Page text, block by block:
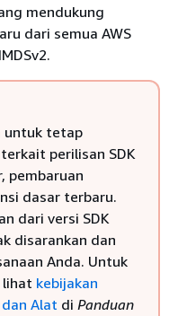
mendukung
dari semua AWS
untuk tetap
perilisan SDK
pembaruan
dasar terbaru.
dari versi SDK
disarankan dan
Anda. Untuk
lihat kebijakan
dan Alat di Panduan